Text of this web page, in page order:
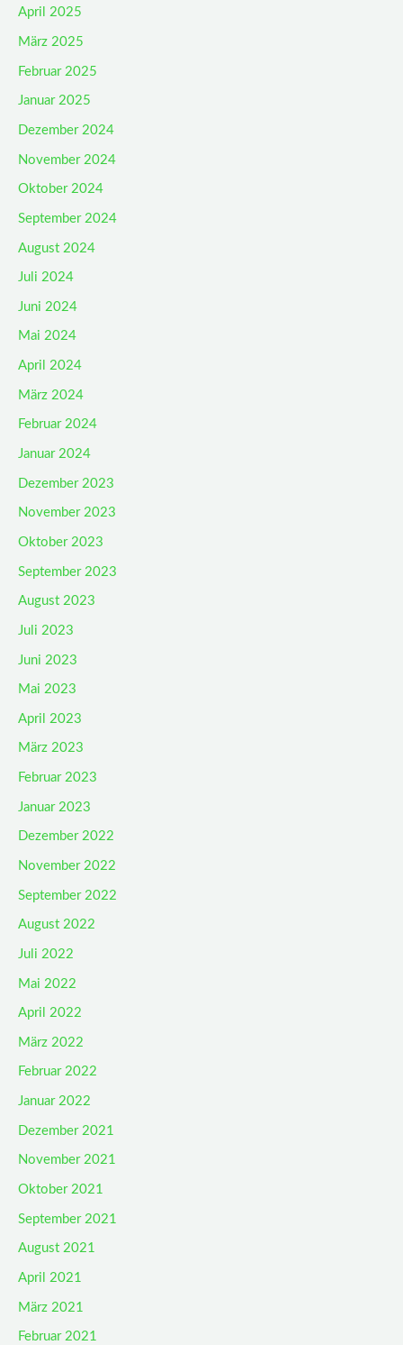
April 2025
März 2025
Februar 2025
Januar 2025
Dezember 2024
November 2024
Oktober 2024
September 2024
August 2024
Juli 2024
Juni 2024
Mai 2024
April 2024
März 2024
Februar 2024
Januar 2024
Dezember 2023
November 2023
Oktober 2023
September 2023
August 2023
Juli 2023
Juni 2023
Mai 2023
April 2023
März 2023
Februar 2023
Januar 2023
Dezember 2022
November 2022
September 2022
August 2022
Juli 2022
Mai 2022
April 2022
März 2022
Februar 2022
Januar 2022
Dezember 2021
November 2021
Oktober 2021
September 2021
August 2021
April 2021
März 2021
Februar 2021